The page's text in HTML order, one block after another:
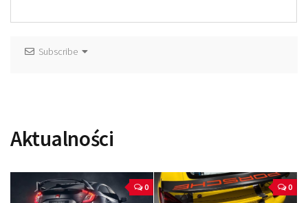
Subscribe
Aktualności
0 0